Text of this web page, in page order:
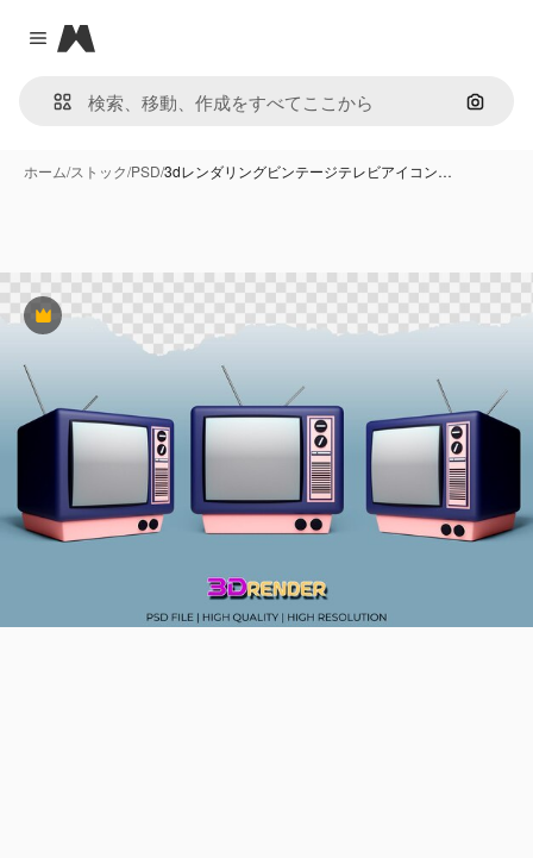
Close menu
Magnific
画像で
ホーム/ストック/PSD/3dレンダリングビンテージテレビアイコン…
Premium